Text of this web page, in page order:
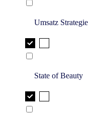
Umsatz Strategie
State of Beauty